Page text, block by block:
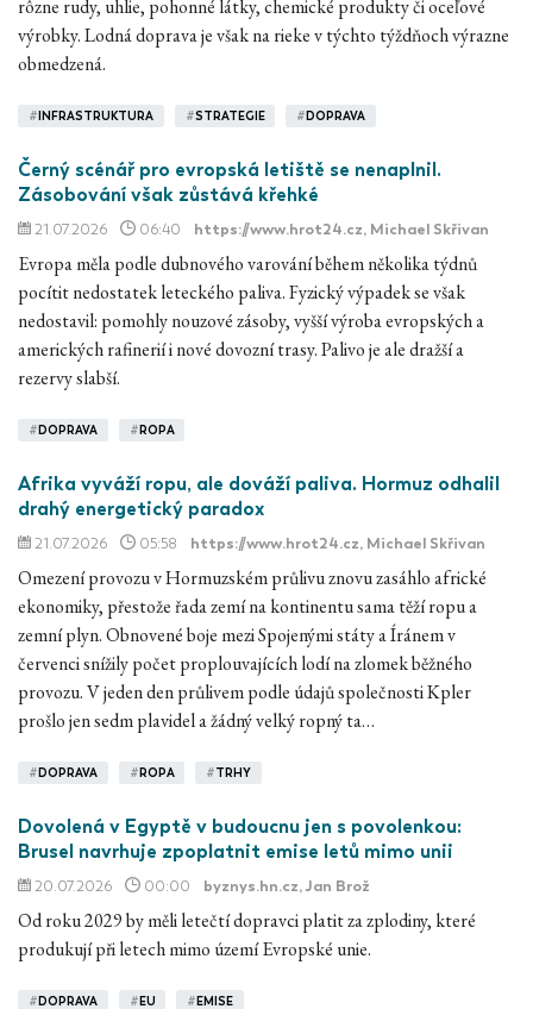
rôzne rudy, uhlie, pohonné látky, chemické produkty či oceľové
výrobky. Lodná doprava je však na rieke v týchto týždňoch výrazne
obmedzená.
# INFRASTRUKTURA #STRATEGIE # DOPRAVA
Černý scénář pro evropská letiště se nenaplnil.
Zásobování však zůstává křehké
21.07.2026 06:40 https://www.hrot24.cz, Michael Skřivan
Evropa měla podle dubnového varování během několika týdnů
pocítit nedostatek leteckého paliva. Fyzický výpadek se však
nedostavil: pomohly nouzové zásoby, vyšší výroba evropských a
amerických rafinerií i nové dovozní trasy. Palivo je ale dražší a
rezervy slabší.
# DOPRAVA # ROPA
Afrika vyváží ropu, ale dováží paliva. Hormuz odhalil
drahý energetický paradox
21.07.2026 05:58 https://www.hrot24.cz, Michael Skřivan
Omezení provozu v Hormuzském průlivu znovu zasáhlo africké
ekonomiky, přestože řada zemí na kontinentu sama těží ropu a
zemní plyn. Obnovené boje mezi Spojenými státy a Íránem v
červenci snížily počet proplouvajících lodí na zlomek běžného
provozu. V jeden den průlivem podle údajů společnosti Kpler
prošlo jen sedm plavidel a žádný velký ropný ta…
# DOPRAVA # ROPA #TRHY
Dovolená v Egyptě v budoucnu jen s povolenkou:
Brusel navrhuje zpoplatnit emise letů mimo unii
20.07.2026 00:00 byznys.hn.cz, Jan Brož
Od roku 2029 by měli letečtí dopravci platit za zplodiny, které
produkují při letech mimo území Evropské unie.
# DOPRAVA # EU # EMISE